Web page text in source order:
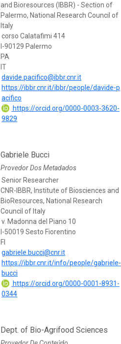
and Bioresources (IBBR) - Section of
Palermo, National Research Council of
Italy
corso Calatafimi 414
I-90129 Palermo
PA
IT
davide.pacifico@ibbr.cnr.it
https://ibbr.cnr.it/ibbr/people/davide-p
acifico
https://orcid.org/0000-0003-3620-
9829
Gabriele Bucci
Provedor Dos Metadados
Senior Researcher
CNR-IBBR, Institute of Biosciences and
BioResources, National Research
Council of Italy
v. Madonna del Piano 10
I-50019 Sesto Fiorentino
FI
gabriele.bucci@cnr.it
https://ibbr.cnr.it/info/people/gabriele-
bucci
https://orcid.org/0000-0001-8931-
0344
Dept. of Bio-Agrifood Sciences